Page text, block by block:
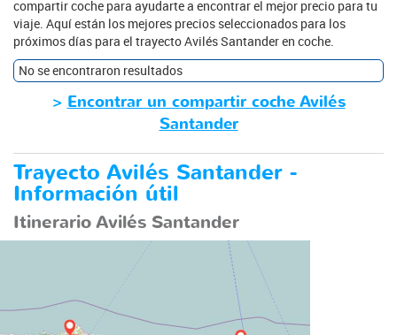
compartir coche para ayudarte a encontrar el mejor precio para tu
viaje. Aquí están los mejores precios seleccionados para los
próximos días para el trayecto Avilés Santander en coche.
No se encontraron resultados
>Encontrar un compartir coche Avilés
Santander
Trayecto Avilés Santander -
Información útil
Itinerario Avilés Santander